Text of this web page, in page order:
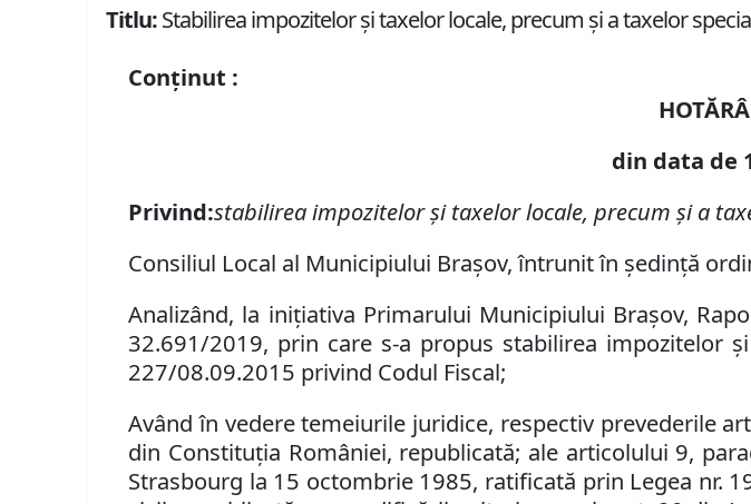
Titlu:Stabilirea impozitelor şi taxelor locale, precum şi a taxelor
Conținut :
din data de
Privind:stabilirea impozitelor şi taxelor locale, precum şi a
Consiliul Local al Municipiului Braşov, întrunit în şedinţă
Analizând, la iniţiativa Primarului Municipiului Braşov,
32.691/2019, prin care s-a propus stabilirea impozitelor
227/08.09.2015 privind Codul Fiscal;
Având în vedere temeiurile juridice, respectiv prevederile
din Constituţia României, republicată; ale articolului 9,
Strasbourg la 15 octombrie 1985, ratificată prin Legea nr.